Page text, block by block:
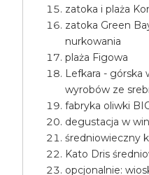
zatoka i plaża
zatoka Green
nurkowania
plaża Figowa
Lefkara - górska
wyrobów ze
fabryka oliwki
degustacja w
średniowieczny
Kato Dris
opcjonalnie: